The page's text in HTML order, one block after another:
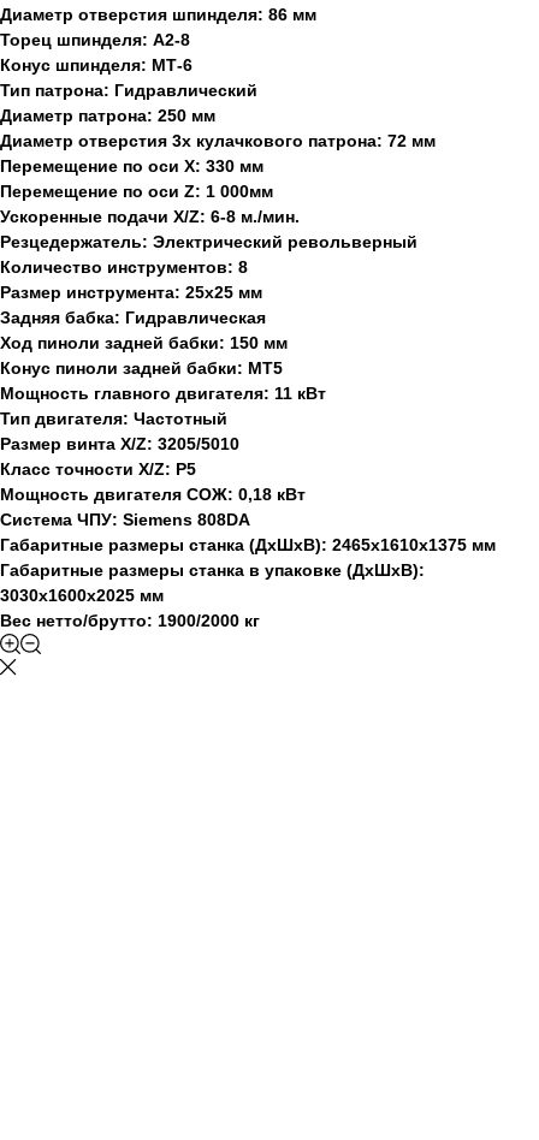
Диаметр отверстия шпинделя: 86 мм
Торец шпинделя: А2-8
Конус шпинделя: МТ-6
Тип патрона: Гидравлический
Диаметр патрона: 250 мм
Диаметр отверстия 3х кулачкового патрона: 72 мм
Перемещение по оси Х: 330 мм
Перемещение по оси Z: 1 000мм
Ускоренные подачи X/Z: 6-8 м./мин.
Резцедержатель: Электрический револьверный
Количество инструментов: 8
Размер инструмента: 25x25 мм
Задняя бабка: Гидравлическая
Ход пиноли задней бабки: 150 мм
Конус пиноли задней бабки: МТ5
Мощность главного двигателя: 11 кВт
Тип двигателя: Частотный
Размер винта X/Z: 3205/5010
Класс точности X/Z: P5
Мощность двигателя СОЖ: 0,18 кВт
Система ЧПУ: Siemens 808DA
Габаритные размеры станка (ДхШхВ): 2465х1610x1375 мм
Габаритные размеры станка в упаковке (ДхШхВ):
3030х1600х2025 мм
Вес нетто/брутто: 1900/2000 кг